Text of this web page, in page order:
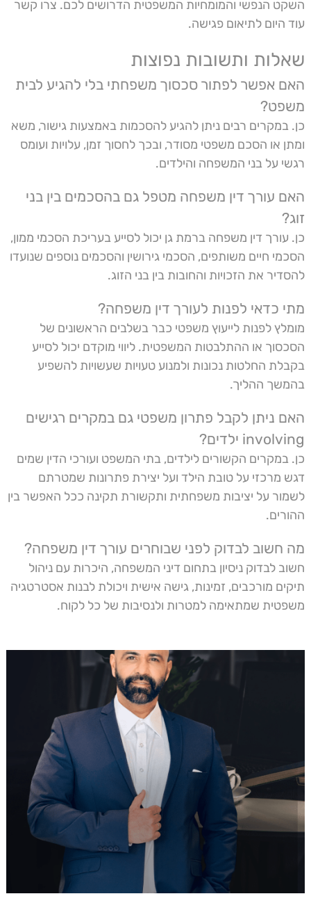
השקט הנפשי והמומחיות המשפטית הדרושים לכם. צרו קשר
עוד היום לתיאום פגישה.
שאלות ותשובות נפוצות
האם אפשר לפתור סכסוך משפחתי בלי להגיע לבית
משפט?
כן. במקרים רבים ניתן להגיע להסכמות באמצעות גישור, משא
ומתן או הסכם משפטי מסודר, ובכך לחסוך זמן, עלויות ועומס
רגשי על בני המשפחה והילדים.
האם עורך דין משפחה מטפל גם בהסכמים בין בני
זוג?
כן. עורך דין משפחה ברמת גן יכול לסייע בעריכת הסכמי ממון,
הסכמי חיים משותפים, הסכמי גירושין והסכמים נוספים שנועדו
להסדיר את הזכויות והחובות בין בני הזוג.
מתי כדאי לפנות לעורך דין משפחה?
מומלץ לפנות לייעוץ משפטי כבר בשלבים הראשונים של
הסכסוך או ההתלבטות המשפטית. ליווי מוקדם יכול לסייע
בקבלת החלטות נכונות ולמנוע טעויות שעשויות להשפיע
בהמשך ההליך.
האם ניתן לקבל פתרון משפטי גם במקרים רגישים
involving ילדים?
כן. במקרים הקשורים לילדים, בתי המשפט ועורכי הדין שמים
דגש מרכזי על טובת הילד ועל יצירת פתרונות שמטרתם
לשמור על יציבות משפחתית ותקשורת תקינה ככל האפשר בין
ההורים.
מה חשוב לבדוק לפני שבוחרים עורך דין משפחה?
חשוב לבדוק ניסיון בתחום דיני המשפחה, היכרות עם ניהול
תיקים מורכבים, זמינות, גישה אישית ויכולת לבנות אסטרטגיה
משפטית שמתאימה למטרות ולנסיבות של כל לקוח.